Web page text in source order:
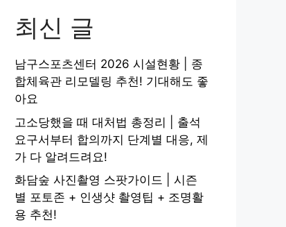
최신 글
남구스포츠센터 2026 시설현황 | 종
합체육관 리모델링 추천! 기대해도 좋
아요
고소당했을 때 대처법 총정리 | 출석
요구서부터 합의까지 단계별 대응, 제
가 다 알려드려요!
화담숲 사진촬영 스팟가이드 | 시즌
별 포토존 + 인생샷 촬영팁 + 조명활
용 추천!